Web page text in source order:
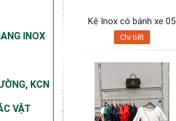
INOX
KCN
VẬT
Kệ Inox có bánh xe 05
Chi tiết